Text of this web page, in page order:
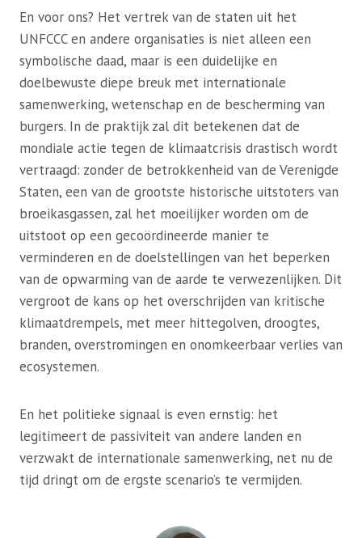
En voor ons? Het vertrek van de staten uit het
UNFCCC en andere organisaties is niet alleen een
symbolische daad, maar is een duidelijke en
doelbewuste diepe breuk met internationale
samenwerking, wetenschap en de bescherming van
burgers. In de praktijk zal dit betekenen dat de
mondiale actie tegen de klimaatcrisis drastisch wordt
vertraagd: zonder de betrokkenheid van de Verenigde
Staten, een van de grootste historische uitstoters van
broeikasgassen, zal het moeilijker worden om de
uitstoot op een gecoördineerde manier te
verminderen en de doelstellingen van het beperken
van de opwarming van de aarde te verwezenlijken. Dit
vergroot de kans op het overschrijden van kritische
klimaatdrempels, met meer hittegolven, droogtes,
branden, overstromingen en onomkeerbaar verlies van
ecosystemen.
En het politieke signaal is even ernstig: het
legitimeert de passiviteit van andere landen en
verzwakt de internationale samenwerking, net nu de
tijd dringt om de ergste scenario’s te vermijden.